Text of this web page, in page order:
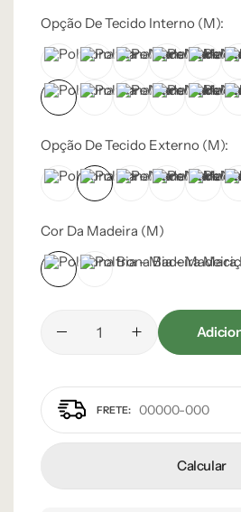
Opção De Tecido Interno (m):
BOUCLE OFF-WHITE 108 – D
CORINO MARROM
CORINOCORINO
LINHO CINZA MESCLA 56 – B
LINHO OFF-WHITE 50
SUEDE AREIA 33
SUEDE
Opção De Tecido Externo (m):
BOUCLE OFF-WHITE 108 – D
CORINO MARROM
CORINO PRETO
LINHO
Cor Da Madeira (m)
Castanho
Preto
Calcular